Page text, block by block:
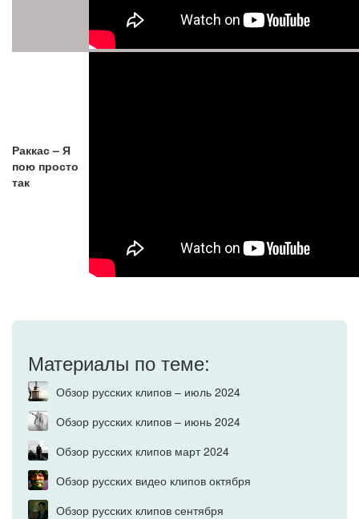
Раккас – Я
пою просто
так
Материалы по теме:
Обзор русских клипов – июль 2024
Обзор русских клипов – июнь 2024
Обзор русских клипов март 2024
Обзор русских видео клипов октября
Обзор русских клипов сентября